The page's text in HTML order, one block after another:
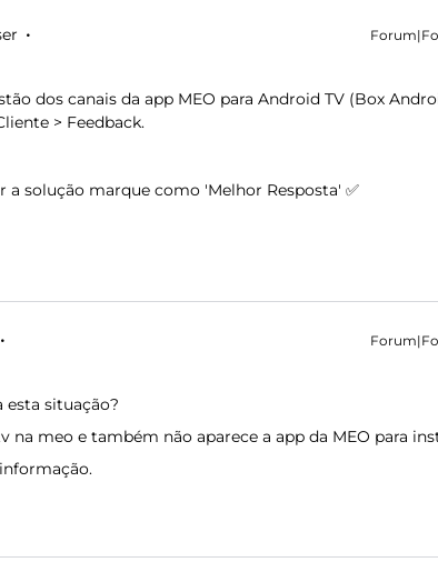
dos canais da app MEO para Android TV (Box
> Feedback.
a solução marque como 'Melhor Resposta' ✅
situação?
na meo e também não aparece a app da MEO para